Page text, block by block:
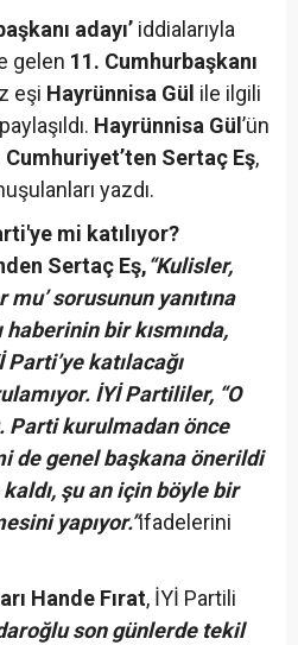
adayı’ iddialarıyla
gelen 11. Cumhurbaşkanı
eşi Hayrünnisa Gül ile ilgili
Hayrünnisa Gül ’ün
Cumhuriyet’ten Sertaç Eş,
yazdı.
mi katılıyor?
Sertaç Eş,“Kulisler,
mu’ sorusunun yanıtına
bir kısmında,
Parti’ye katılacağı
İYİ Partililer, “O
Parti kurulmadan önce
de genel başkana önerildi
şu an için böyle bir
yapıyor.”ifadelerini
Hande Fırat, İYİ Partili
son günlerde tekil